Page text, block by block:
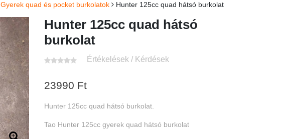
Gyerek quad és pocket burkolatok Hunter 125cc quad hátsó burkolat
Hunter 125cc quad hátsó
burkolat
Értékelések / Kérdések
23990 Ft
Hunter 125cc quad hátsó burkolat.
Tao Hunter 125cc gyerek quad hátsó burkolat